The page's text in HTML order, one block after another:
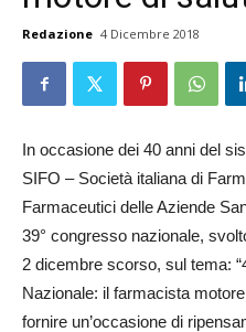
Redazione 4 Dicembre 2018
In occasione dei 40 anni del
SIFO – Società italiana di
Farmaceutici delle Aziende
39° congresso nazionale,
2 dicembre scorso, sul tema:
Nazionale: il farmacista
fornire un’occasione di